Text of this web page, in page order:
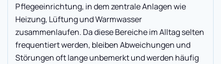
Pflegeeinrichtung, in dem zentrale Anlagen wie
Heizung, Lüftung und Warmwasser
zusammenlaufen. Da diese Bereiche im Alltag selten
frequentiert werden, bleiben Abweichungen und
Störungen oft lange unbemerkt und werden häufig